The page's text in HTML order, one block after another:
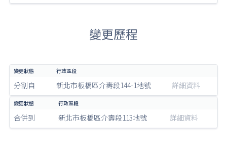
變更歷程
分割自 新北市板橋區介壽段144-1地號 詳細資料
合併到 新北市板橋區介壽段113地號 詳細資料